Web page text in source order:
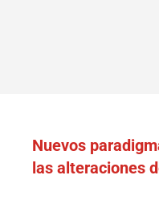
Nuevos
las alteraciones